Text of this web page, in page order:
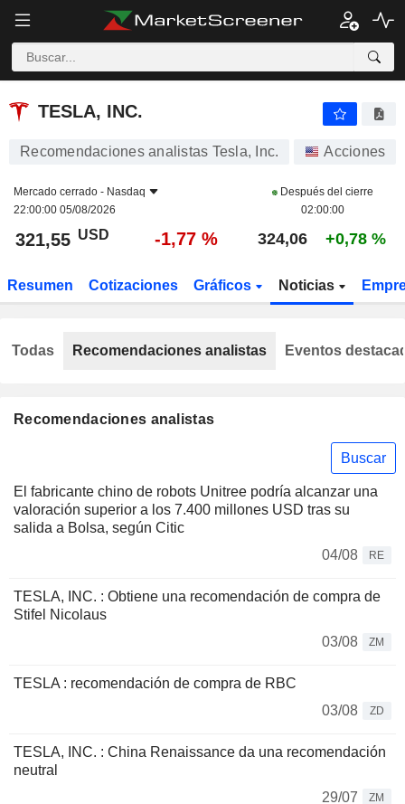
TESLA, INC.
TESLA, INC.
Recomendaciones analistas Tesla, Inc. Acciones
Mercado cerrado - Nasdaq
22:00:00 05/08/2026
Después del cierre
02:00:00
321,55 USD -1,77 % 324,06 +0,78 %
Resumen Cotizaciones Gráficos Noticias
Recomendaciones analistas
Buscar
El fabricante chino de robots Unitree podría alcanzar una
valoración superior a los 7.400 millones USD tras su
salida a Bolsa, según Citic
04/08
RE
TESLA, INC. : Obtiene una recomendación de compra de
Stifel Nicolaus
03/08
ZM
TESLA : recomendación de compra de RBC
03/08
ZD
TESLA, INC. : China Renaissance da una recomendación
neutral
29/07
ZM
Todas Recomendaciones analistas Eventos